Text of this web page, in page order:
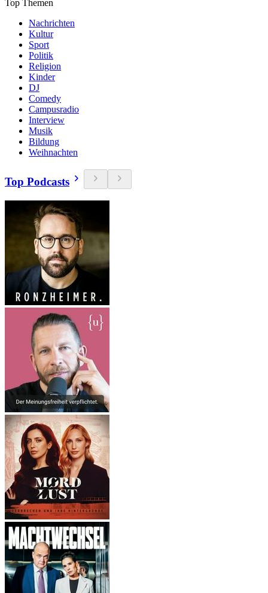
Top Themen
Nachrichten
Kultur
Sport
Politik
Religion
Kinder
DJ
Comedy
Campusradio
Interview
Musik
Bildung
Weihnachten
Top Podcasts